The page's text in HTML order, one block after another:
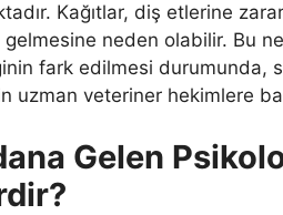
Kağıtlar, diş etlerine
neden olabilir. Bu
fark edilmesi durumunda,
uzman veteriner hekimlere
Gelen